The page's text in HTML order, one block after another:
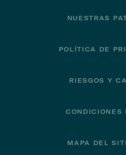
NUESTRAS
POLÍTICA DE
RIESGOS Y
CONDICIONES
MAPA DEL